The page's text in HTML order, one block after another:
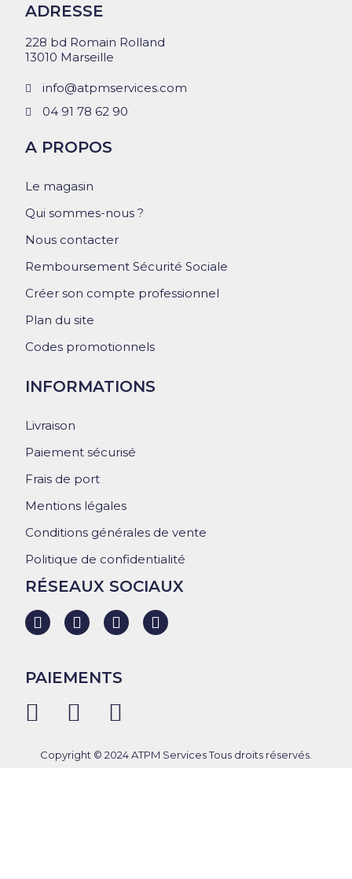
ADRESSE
228 bd Romain Rolland
13010 Marseille
info@atpmservices.com
04 91 78 62 90
A PROPOS
Le magasin
Qui sommes-nous ?
Nous contacter
Remboursement Sécurité Sociale
Créer son compte professionnel
Plan du site
Codes promotionnels
INFORMATIONS
Livraison
Paiement sécurisé
Frais de port
Mentions légales
Conditions générales de vente
Politique de confidentialité
RÉSEAUX SOCIAUX
PAIEMENTS
Copyright © 2024 ATPM Services Tous droits réservés.